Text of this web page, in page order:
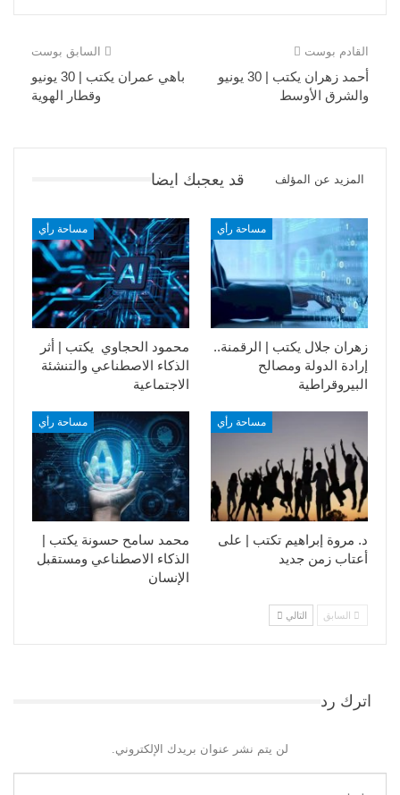
السابق بوست
باهي عمران يكتب | 30 يونيو
وقطار الهوية
القادم بوست
أحمد زهران يكتب | 30 يونيو
والشرق الأوسط
قد يعجبك ايضا المزيد عن المؤلف
مساحة رأي
محمود الحجاوي يكتب | أثر
الذكاء الاصطناعي والتنشئة
الاجتماعية
مساحة رأي
زهران جلال يكتب | الرقمنة..
إرادة الدولة ومصالح
البيروقراطية
مساحة رأي
محمد سامح حسونة يكتب |
الذكاء الاصطناعي ومستقبل
الإنسان
مساحة رأي
د. مروة إبراهيم تكتب | على
أعتاب زمن جديد
السابق التالي
اترك رد
لن يتم نشر عنوان بريدك الإلكتروني.